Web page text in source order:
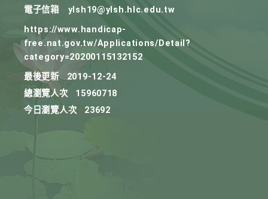
電子信箱
ylsh19@ylsh.hlc.edu.tw
https://www.handicap-
free.nat.gov.tw/Applications/Detail?
category=20200115132152
最後更新
2019-12-24
總瀏覽人次
15960718
今日瀏覽人次
23692